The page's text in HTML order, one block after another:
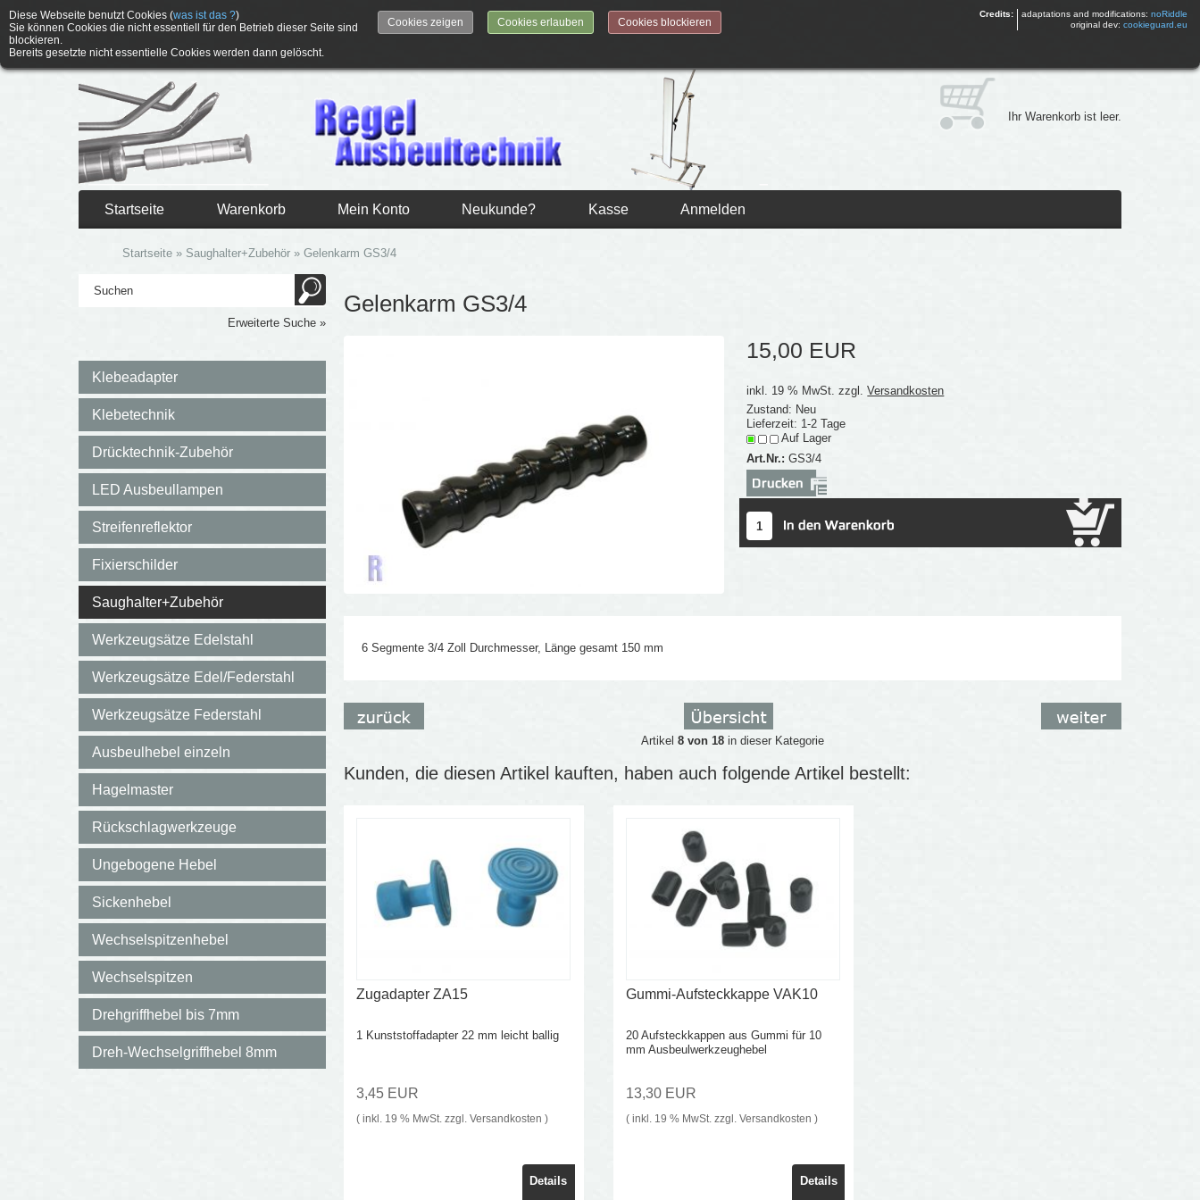
Credits: adaptations and modifications: noRiddle
original dev: cookieguard.eu
Diese Webseite benutzt Cookies (was ist das ?)
Sie können Cookies die nicht essentiell für den Betrieb dieser Seite sind
blockieren.
Bereits gesetzte nicht essentielle Cookies werden dann gelöscht.
Cookies zeigen Cookies erlauben Cookies blockieren
Ihr Warenkorb ist leer.
Startseite Warenkorb Mein Konto Neukunde? Kasse Anmelden
Startseite » Saughalter+Zubehör »Gelenkarm GS3/4
Erweiterte Suche »
Klebeadapter
Klebetechnik
Drücktechnik-Zubehör
LED Ausbeullampen
Streifenreflektor
Fixierschilder
Saughalter+Zubehör
Werkzeugsätze Edelstahl
Werkzeugsätze Edel/Federstahl
Werkzeugsätze Federstahl
Ausbeulhebel einzeln
Hagelmaster
Rückschlagwerkzeuge
Ungebogene Hebel
Sickenhebel
Wechselspitzenhebel
Wechselspitzen
Drehgriffhebel bis 7mm
Dreh-Wechselgriffhebel 8mm
Gelenkarm GS3/4
15,00 EUR
inkl. 19 % MwSt. zzgl.Versandkosten
Zustand: Neu
Lieferzeit: 1-2 Tage
Auf Lager
Art.Nr.:GS3/4
6 Segmente 3/4 Zoll Durchmesser, Länge gesamt 150 mm
Artikel 8 von 18in dieser Kategorie
Kunden, die diesen Artikel kauften, haben auch folgende Artikel bestellt:
Zugadapter ZA15
1 Kunststoffadapter 22 mm leicht ballig
3,45 EUR
( inkl. 19 % MwSt. zzgl. Versandkosten )
Details
Gummi-Aufsteckkappe VAK10
20 Aufsteckkappen aus Gummi für 10
mm Ausbeulwerkzeughebel
13,30 EUR
( inkl. 19 % MwSt. zzgl.Versandkosten )
Details